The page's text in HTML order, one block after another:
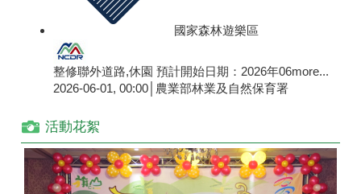
國家森林遊樂區
整修聯外道路,休園 預計開始日期：2026年06more...
2026-06-01, 00:00│農業部林業及自然保育署
活動花絮